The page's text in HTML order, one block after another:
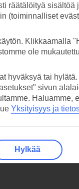
räätälöityä sisältöä
(toiminnalliset
Klikkaamalla
ole mukautettu
hyväksyä tai hylätä.
sivun
Haluamme,
Yksityisyys ja
Hylkää